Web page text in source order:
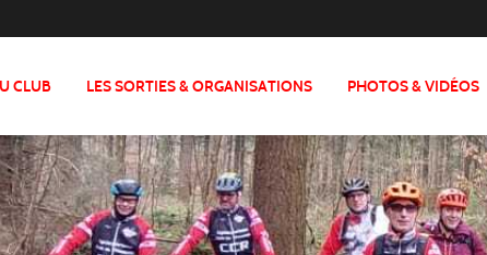
CLUB LES SORTIES & ORGANISATIONS PHOTOS & VIDÉOS